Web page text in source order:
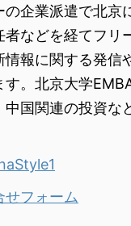
の企業派遣で北京
者などを経てフリ
情報に関する発信
す。北京大学
中国関連の投資な
せフォーム